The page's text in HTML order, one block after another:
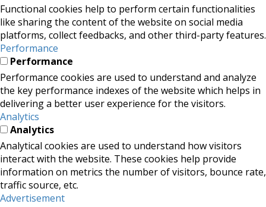
Functional cookies help to perform certain functionalities
like sharing the content of the website on social media
platforms, collect feedbacks, and other third-party features.
Performance
Performance
Performance cookies are used to understand and analyze
the key performance indexes of the website which helps in
delivering a better user experience for the visitors.
Analytics
Analytics
Analytical cookies are used to understand how visitors
interact with the website. These cookies help provide
information on metrics the number of visitors, bounce rate,
traffic source, etc.
Advertisement